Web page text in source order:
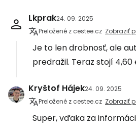
Lkprak24. 09. 2025
Preložené z cestee.cz Zobraziť
Je to len drobnosť, ale
predražil. Teraz stojí 4,60
Kryštof Hájek24. 09. 2025
Preložené z cestee.cz Zobraziť
Super, vďaka za